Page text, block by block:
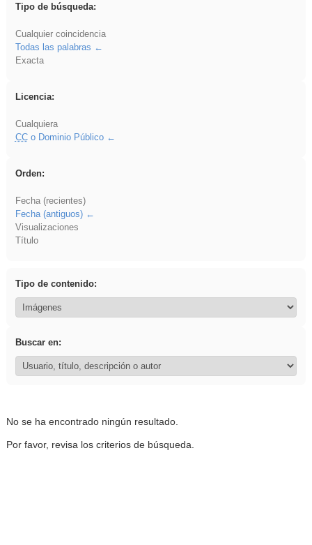
Tipo de búsqueda:
Cualquier coincidencia
Todas las palabras
Exacta
Licencia:
Cualquiera
CCo Dominio Público
Orden:
Fecha (recientes)
Fecha (antiguos)
Visualizaciones
Título
Tipo de contenido:
Buscar en:
No se ha encontrado ningún resultado.
Por favor, revisa los criterios de búsqueda.